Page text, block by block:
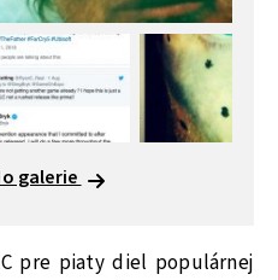
galerie
pre piaty diel populárnej